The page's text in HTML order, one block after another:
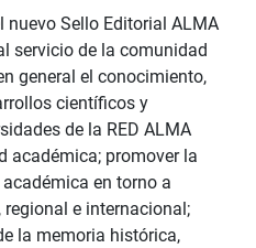
nuevo Sello Editorial ALMA
servicio de la comunidad
general el conocimiento,
científicos y
de la RED ALMA
académica; promover la
en torno a
e internacional;
la memoria histórica,